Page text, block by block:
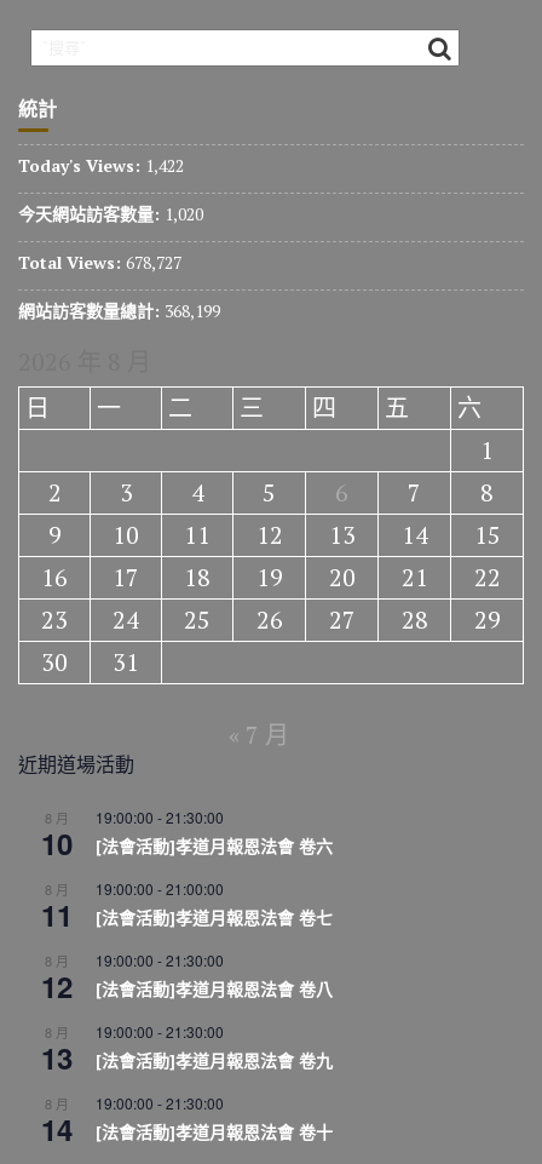
統計
Today's Views: 1,422
今天網站訪客數量: 1,020
Total Views: 678,727
網站訪客數量總計: 368,199
日
一 二 三 四 五
六
1
2
3 4 5 6 7
8
9
10 11 12 13 14
15
16
17 18 19 20 21
22
23
24 25 26 27 28
29
30
31
« 7 月
近期道場活動
8 月
10
19:00:00 -21:30:00
[法會活動]孝道月報恩法會 卷六
8 月
11
19:00:00 -21:00:00
[法會活動]孝道月報恩法會 卷七
8 月
12
19:00:00 -21:30:00
[法會活動]孝道月報恩法會 卷八
8 月
13
19:00:00 -21:30:00
[法會活動]孝道月報恩法會 卷九
8 月
14
19:00:00 -21:30:00
[法會活動]孝道月報恩法會 卷十